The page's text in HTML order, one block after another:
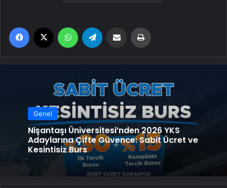
Facebook WhatsApp Email'den paylaş
Genel
Nişantaşı Üniversitesi’nden 2026 YKS
Adaylarına Çifte Güvence: Sabit Ücret ve
Kesintisiz Burs